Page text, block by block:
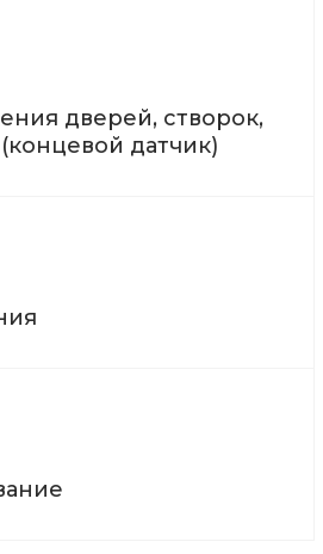
дверей, створок,
датчик)